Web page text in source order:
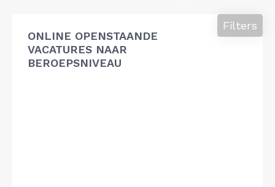
ONLINE OPENSTAANDE
VACATURES NAAR
BEROEPSNIVEAU
Filters